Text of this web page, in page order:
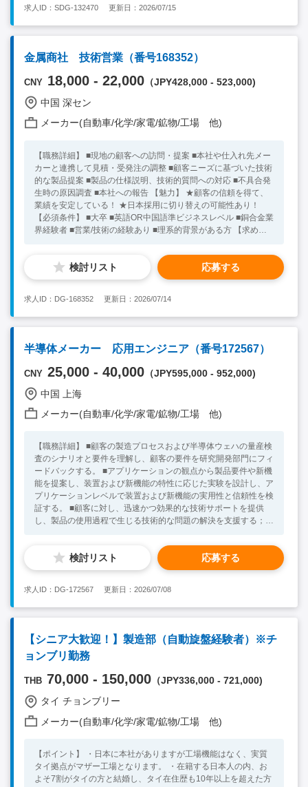
求人ID：SDG-132470 更新日：2026/07/15
金属商社 技術営業（番号168352）
CNY 18,000 - 22,000 （JPY428,000 - 523,000)
中国 深セン
メーカー(自動車/化学/家電/鉱物/工場 他)
【職務詳細】 ■現地の顧客への訪問・提案 ■本社や仕入れ先メー
カーと連携して見積・受発注の調整 ■顧客ニーズに基づいた技術
的な製品提案 ■製品の仕様説明、技術的質問への対応 ■不具合発
生時の原因調査 ■本社への報告 【魅力】 ★顧客の信頼を得て、
業績を安定している！ ★日本採用に切り替えの可能性あり！
【必須条件】 ■大卒 ■英語OR中国語準ビジネスレベル ■銅合金業
界経験者 ■営業/技術の経験あり ■理系的背景がある方 【求める
業就職 中国勤務 中国就職支援 無料斡旋サービス
検討リスト 応募する
求人ID：DG-168352 更新日：2026/07/14
半導体メーカー 応用エンジニア（番号172567）
CNY 25,000 - 40,000 （JPY595,000 - 952,000)
中国 上海
メーカー(自動車/化学/家電/鉱物/工場 他)
【職務詳細】 ■顧客の製造プロセスおよび半導体ウェハの量産検
査のシナリオと要件を理解し、顧客の要件を研究開発部門にフィ
ードバックする。 ■アプリケーションの観点から製品要件や新機
能を提案し、装置および新機能の特性に応じた実験を設計し、ア
プリケーションレベルで装置および新機能の実用性と信頼性を検
証する。 ■顧客に対し、迅速かつ効果的な技術サポートを提供
し、製品の使用過程で生じる技術的な問題の解決を支援する； ■
ョンサポートを提供する； ■遠隔または現場でのトラブルシュー
ティングを主導、あるいは協力して行う 【魅力】 ★上場企業！
★先端な製品も持っている！ ★業績が伸びている！ 【必須条
および操作に精通している方 ■集積回路の製造プロセスに精通し
ている方 ★30代～50代の方が活躍中！ ※キーワード：中国日系
企業就職 中国勤務 無料斡旋サービス
検討リスト 応募する
求人ID：DG-172567 更新日：2026/07/08
【シニア大歓迎！】製造部（自動旋盤経験者）※チ
ョンブリ勤務
THB 70,000 - 150,000 （JPY336,000 - 721,000)
タイ チョンブリー
メーカー(自動車/化学/家電/鉱物/工場 他)
【ポイント】 ・日本に本社がありますが工場機能はなく、実質
タイ拠点がマザー工場となります。 ・在籍する日本人の内、お
よそ7割がタイの方と結婚し、タイ在住歴も10年以上を超えた方